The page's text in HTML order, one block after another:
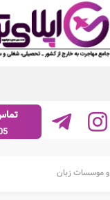
و موسسات زبان